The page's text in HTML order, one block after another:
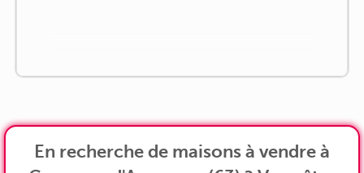
En recherche de maisons à vendre à